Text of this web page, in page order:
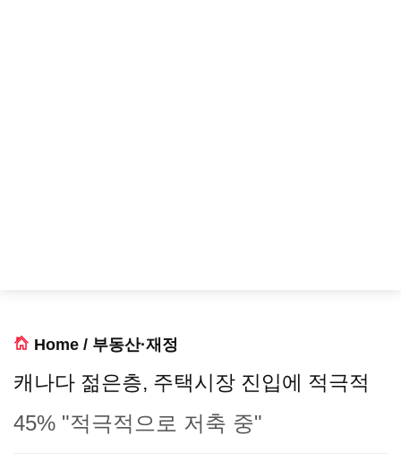
Home / 부동산·재정
캐나다 젊은층, 주택시장 진입에 적극적
45% "적극적으로 저축 중"